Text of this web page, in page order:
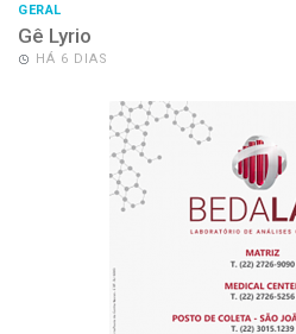
GERAL
Gê Lyrio
HÁ 6 DIAS